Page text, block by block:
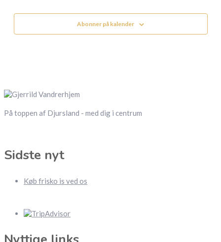
Abonner på kalender
På toppen af Djursland - med dig i centrum
Sidste nyt
Køb frisko is ved os